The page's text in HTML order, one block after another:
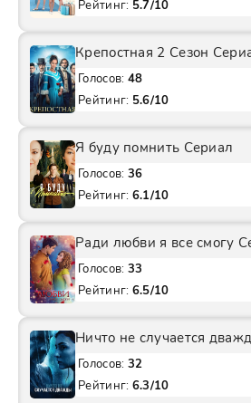
Рейтинг: 5.7/10
Крепостная 2 Сезон
Голосов: 48
Рейтинг: 5.6/10
Я буду помнить Сериал
Голосов: 36
Рейтинг: 6.1/10
Ради любви я все смогу
Голосов: 33
Рейтинг: 6.5/10
Ничто не случается
Голосов: 32
Рейтинг: 6.3/10